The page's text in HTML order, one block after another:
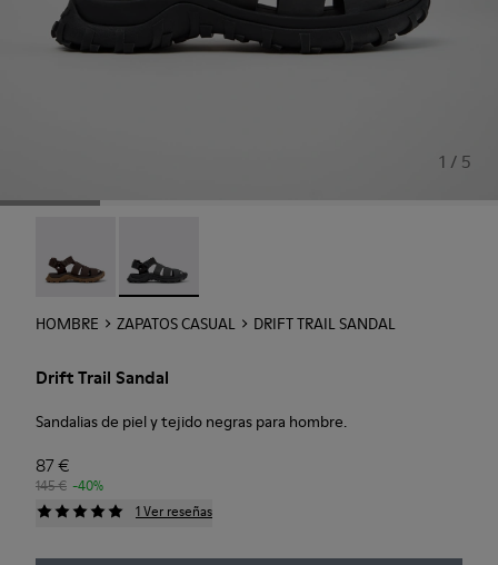
1 / 5
HOMBRE ZAPATOS CASUAL DRIFT TRAIL SANDAL
Drift Trail Sandal
Sandalias de piel y tejido negras para hombre.
87 €
145 € -40%
1 Ver reseñas